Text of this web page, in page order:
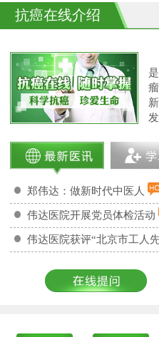
抗癌在线介绍
郑伟达：做新时代中医人
伟达医院开展党员体检活动
伟达医院获评“北京市工人